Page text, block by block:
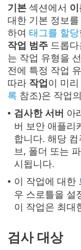
기본 섹션에서
대한 기본 정보
하여 태그를 할당
작업 범주 드롭
는 작업 유형을
전에 특정 작업
따라 작업이 미
록 참조)은 작업
• 검사한 서버 아
버 보안 애플리
합니다. 해당
브, 폴더 또는
시됩니다.
• 이 작업에 대한
우 스로틀을 설
이 작업은 최대
검사 대상